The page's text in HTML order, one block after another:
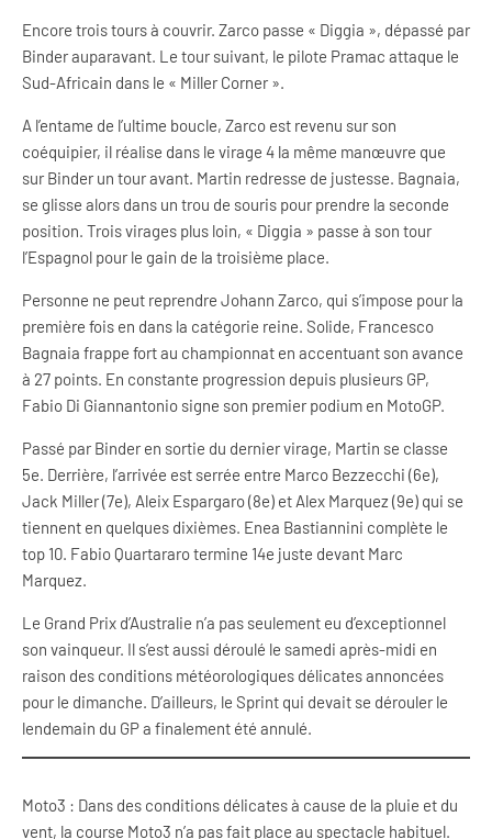
Encore trois tours à couvrir. Zarco passe « Diggia », dépassé par
Binder auparavant. Le tour suivant, le pilote Pramac attaque le
Sud-Africain dans le « Miller Corner ».
A l’entame de l’ultime boucle, Zarco est revenu sur son
coéquipier, il réalise dans le virage 4 la même manœuvre que
sur Binder un tour avant. Martin redresse de justesse. Bagnaia,
se glisse alors dans un trou de souris pour prendre la seconde
position. Trois virages plus loin, « Diggia » passe à son tour
l’Espagnol pour le gain de la troisième place.
Personne ne peut reprendre Johann Zarco, qui s’impose pour la
première fois en dans la catégorie reine. Solide, Francesco
Bagnaia frappe fort au championnat en accentuant son avance
à 27 points. En constante progression depuis plusieurs GP,
Fabio Di Giannantonio signe son premier podium en MotoGP.
Passé par Binder en sortie du dernier virage, Martin se classe
5e. Derrière, l’arrivée est serrée entre Marco Bezzecchi (6e),
Jack Miller (7e), Aleix Espargaro (8e) et Alex Marquez (9e) qui se
tiennent en quelques dixièmes. Enea Bastiannini complète le
top 10. Fabio Quartararo termine 14e juste devant Marc
Marquez.
Le Grand Prix d’Australie n’a pas seulement eu d’exceptionnel
son vainqueur. Il s’est aussi déroulé le samedi après-midi en
raison des conditions météorologiques délicates annoncées
pour le dimanche. D’ailleurs, le Sprint qui devait se dérouler le
lendemain du GP a finalement été annulé.
Moto3 : Dans des conditions délicates à cause de la pluie et du
vent, la course Moto3 n’a pas fait place au spectacle habituel.